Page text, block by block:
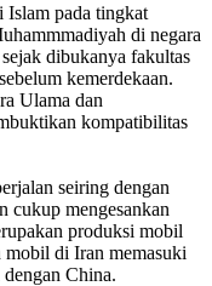
Islam pada tingkat
di negara
dibukanya fakultas
kemerdekaan.
Ulama dan
kompatibilitas
seiring dengan
cukup mengesankan
produksi mobil
mobil di Iran memasuki
China.